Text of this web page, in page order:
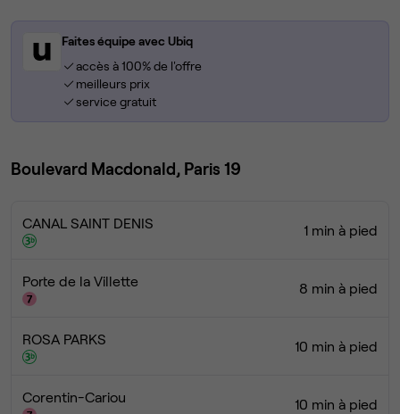
Faites équipe avec Ubiq
accès à 100% de l'offre
meilleurs prix
service gratuit
Boulevard Macdonald, Paris 19
CANAL SAINT DENIS 1 min à pied
Porte de la Villette 8 min à pied
ROSA PARKS 10 min à pied
Corentin-Cariou 10 min à pied